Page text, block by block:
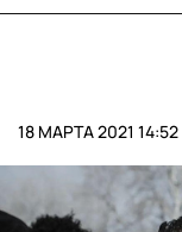
18 МАРТА 2021 14:52